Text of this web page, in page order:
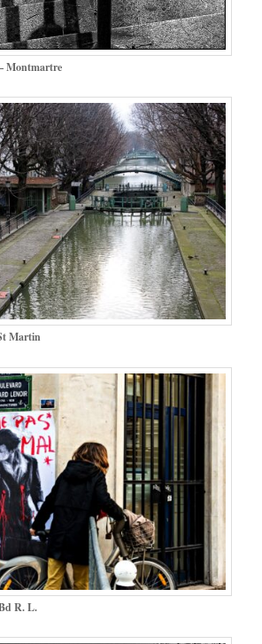
Montmartre
Martin
R. L.